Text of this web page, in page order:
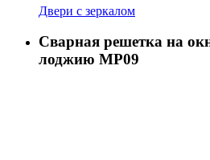
Двери с зеркалом
Сварная решетка на
лоджию МР09